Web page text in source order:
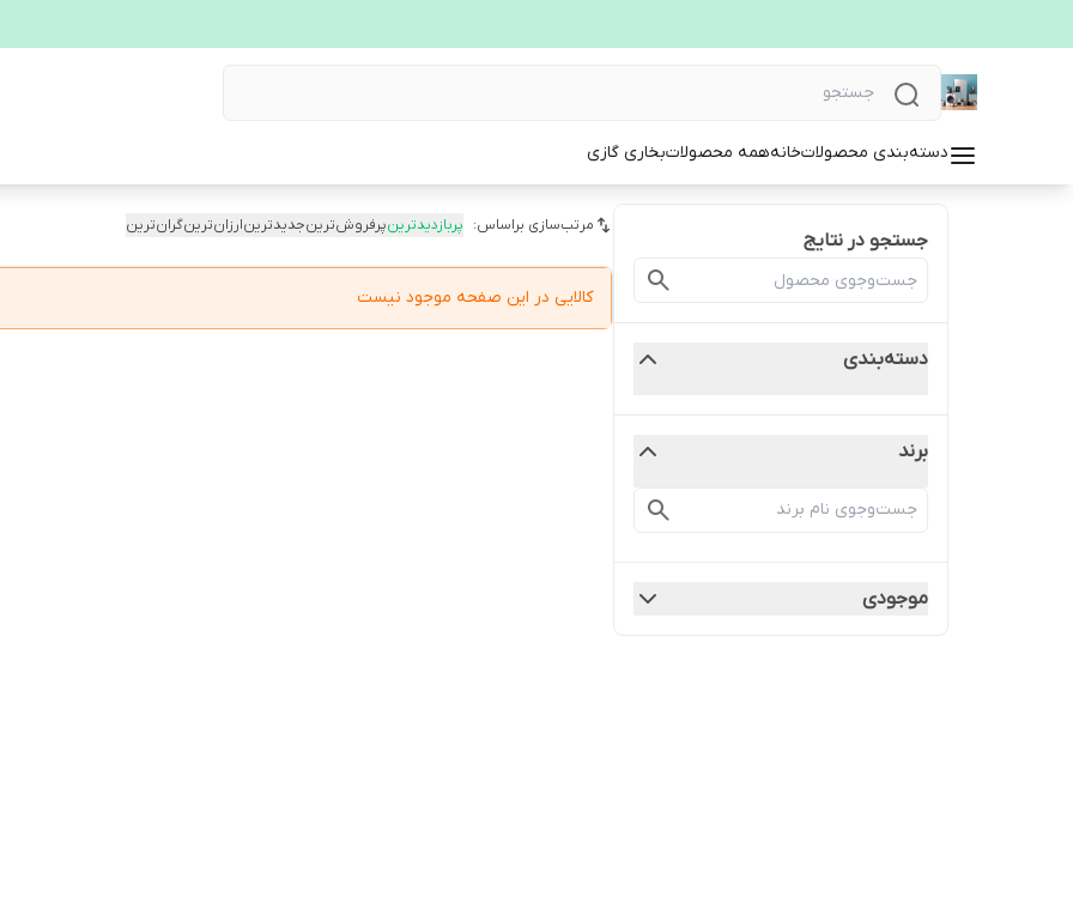
دسته‌بندی محصولاتخانههمه محصولاتبخاری گازی
جستجو در نتایج
دسته‌بندی
برند
موجودی
مرتب‌سازی براساس: پربازدیدترینپرفروش‌ترینجدیدترینارزان‌ترینگران‌ترین
کالایی در این صفحه موجود نیست